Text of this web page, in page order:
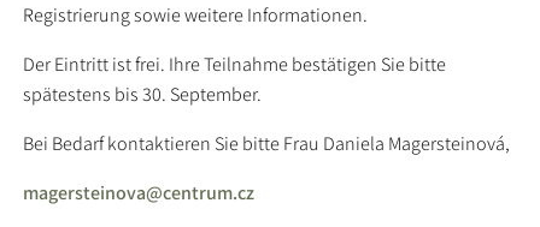
Registrierung sowie weitere Informationen.
Der Eintritt ist frei. Ihre Teilnahme bestätigen Sie bitte
spätestens bis 30. September.
Bei Bedarf kontaktieren Sie bitte Frau Daniela Magersteinová,
magersteinova@centrum.cz